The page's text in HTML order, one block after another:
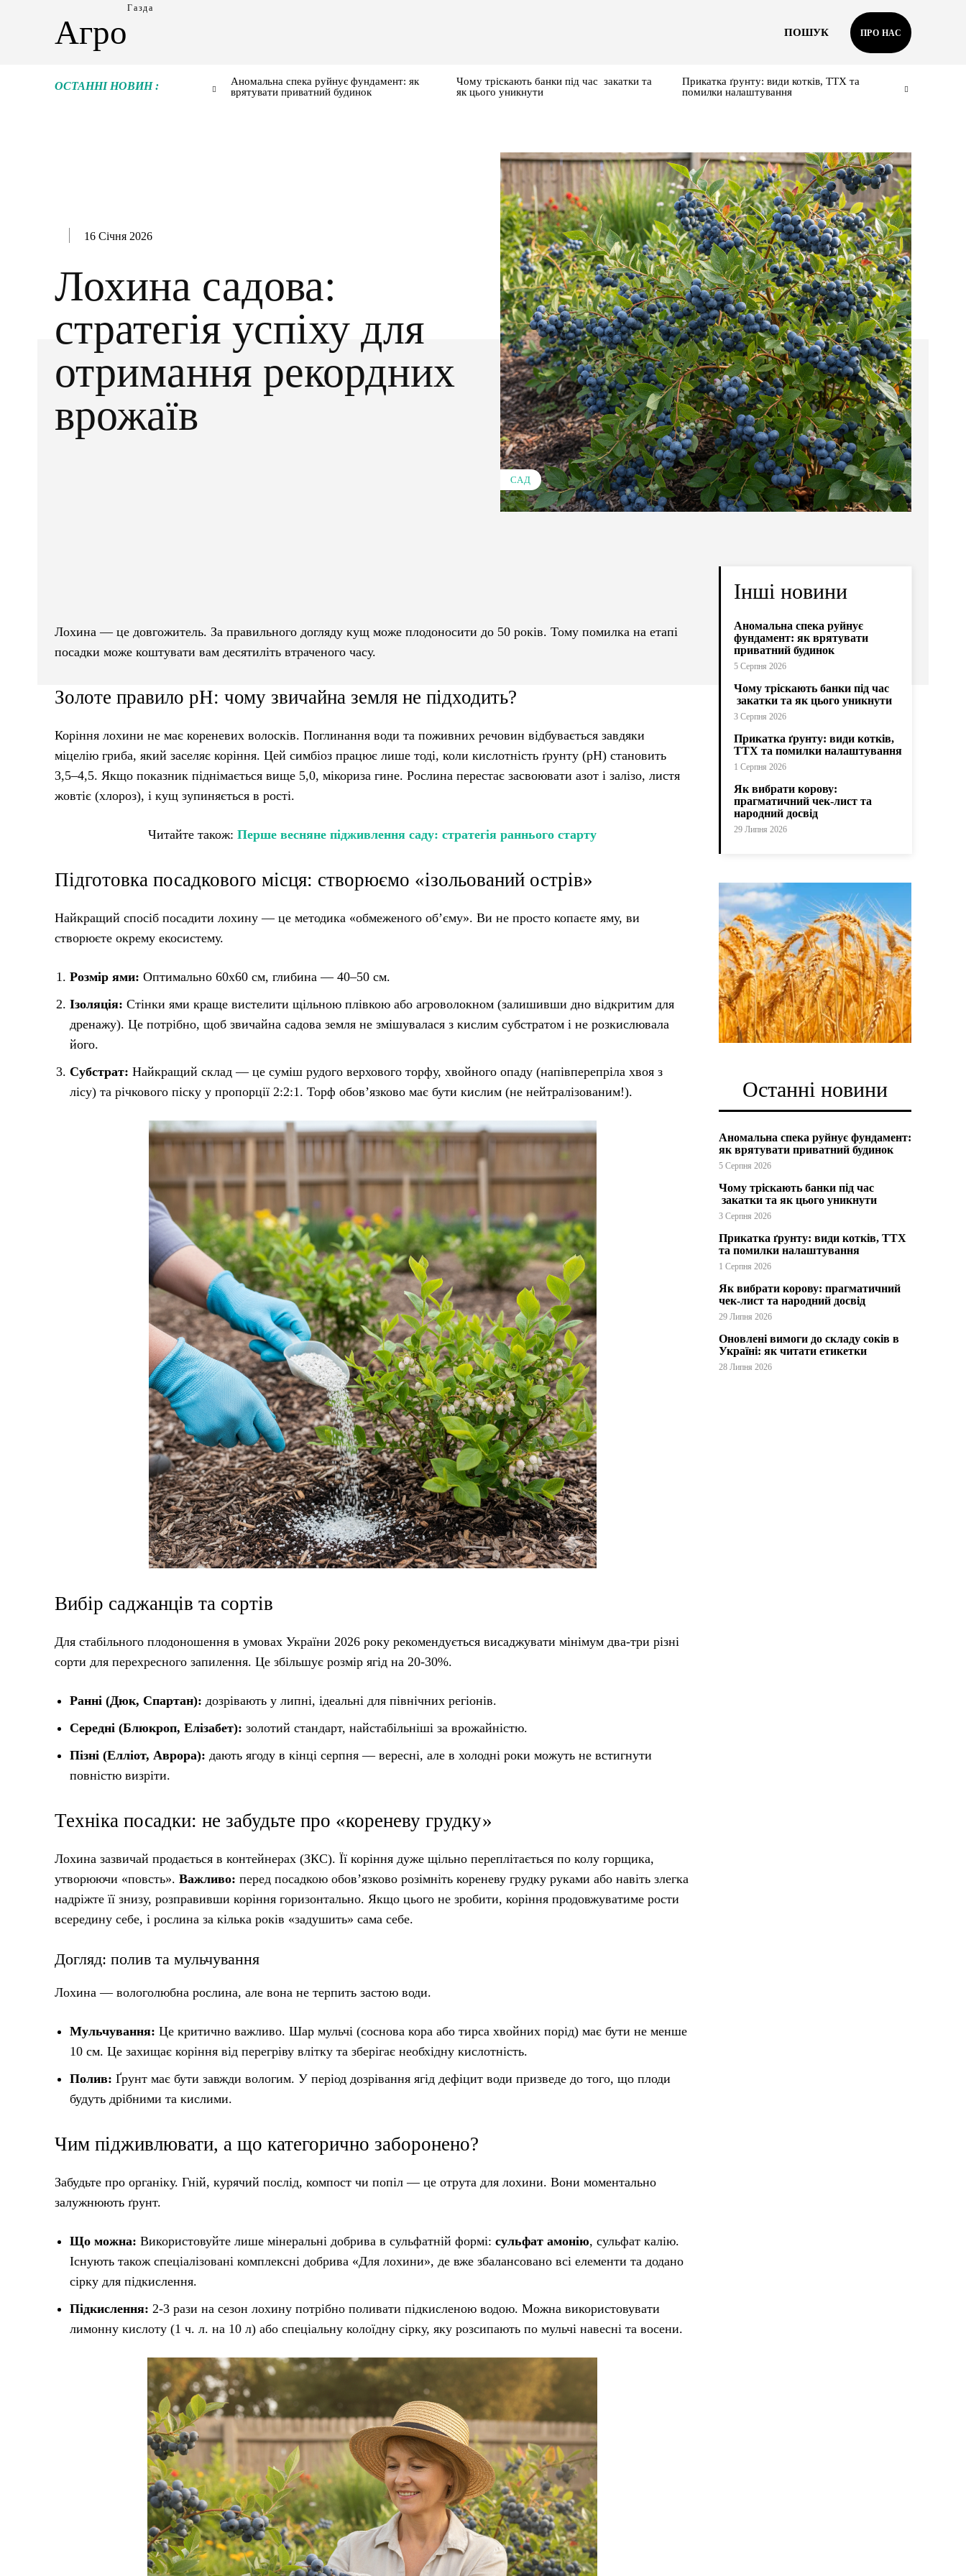
Агро
Газда
ПОШУК ПРО НАС
ОСТАННІ НОВИН :
Аномальна спека руйнує фундамент: як
врятувати приватний будинок
Чому тріскають банки під час закатки та
як цього уникнути
Прикатка ґрунту: види котків, ТТХ та
помилки налаштування
16 Січня 2026
Лохина садова:
стратегія успіху для
отримання рекордних
врожаїв
САД
Лохина — це довгожитель. За правильного догляду кущ може плодоносити до 50 років. Тому помилка на етапі
посадки може коштувати вам десятиліть втраченого часу.
Золоте правило pH: чому звичайна земля не підходить?
Коріння лохини не має кореневих волосків. Поглинання води та поживних речовин відбувається завдяки
міцелію гриба, який заселяє коріння. Цей симбіоз працює лише тоді, коли кислотність ґрунту (pH) становить
3,5–4,5. Якщо показник піднімається вище 5,0, мікориза гине. Рослина перестає засвоювати азот і залізо, листя
жовтіє (хлороз), і кущ зупиняється в рості.
Читайте також: Перше весняне підживлення саду: стратегія раннього старту
Підготовка посадкового місця: створюємо «ізольований острів»
Найкращий спосіб посадити лохину — це методика «обмеженого об’єму». Ви не просто копаєте яму, ви
створюєте окрему екосистему.
Розмір ями: Оптимально 60х60 см, глибина — 40–50 см.
Ізоляція: Стінки ями краще вистелити щільною плівкою або агроволокном (залишивши дно відкритим для
дренажу). Це потрібно, щоб звичайна садова земля не змішувалася з кислим субстратом і не розкислювала
його.
Субстрат: Найкращий склад — це суміш рудого верхового торфу, хвойного опаду (напівперепріла хвоя з
лісу) та річкового піску у пропорції 2:2:1. Торф обов’язково має бути кислим (не нейтралізованим!).
Вибір саджанців та сортів
Для стабільного плодоношення в умовах України 2026 року рекомендується висаджувати мінімум два-три різні
сорти для перехресного запилення. Це збільшує розмір ягід на 20-30%.
Ранні (Дюк, Спартан): дозрівають у липні, ідеальні для північних регіонів.
Середні (Блюкроп, Елізабет): золотий стандарт, найстабільніші за врожайністю.
Пізні (Елліот, Аврора): дають ягоду в кінці серпня — вересні, але в холодні роки можуть не встигнути
повністю визріти.
Техніка посадки: не забудьте про «кореневу грудку»
Лохина зазвичай продається в контейнерах (ЗКС). Її коріння дуже щільно переплітається по колу горщика,
утворюючи «повсть». Важливо: перед посадкою обов’язково розімніть кореневу грудку руками або навіть злегка
надріжте її знизу, розправивши коріння горизонтально. Якщо цього не зробити, коріння продовжуватиме рости
всередину себе, і рослина за кілька років «задушить» сама себе.
Догляд: полив та мульчування
Лохина — вологолюбна рослина, але вона не терпить застою води.
Мульчування: Це критично важливо. Шар мульчі (соснова кора або тирса хвойних порід) має бути не менше
10 см. Це захищає коріння від перегріву влітку та зберігає необхідну кислотність.
Полив: Ґрунт має бути завжди вологим. У період дозрівання ягід дефіцит води призведе до того, що плоди
будуть дрібними та кислими.
Чим підживлювати, а що категорично заборонено?
Забудьте про органіку. Гній, курячий послід, компост чи попіл — це отрута для лохини. Вони моментально
залужнюють ґрунт.
Що можна: Використовуйте лише мінеральні добрива в сульфатній формі: сульфат амонію, сульфат калію.
Існують також спеціалізовані комплексні добрива «Для лохини», де вже збалансовано всі елементи та додано
сірку для підкислення.
Підкислення: 2-3 рази на сезон лохину потрібно поливати підкисленою водою. Можна використовувати
лимонну кислоту (1 ч. л. на 10 л) або спеціальну колоїдну сірку, яку розсипають по мульчі навесні та восени.
Інші новини
Аномальна спека руйнує
фундамент: як врятувати
приватний будинок
5 Серпня 2026
Чому тріскають банки під час
закатки та як цього уникнути
3 Серпня 2026
Прикатка ґрунту: види котків,
ТТХ та помилки налаштування
1 Серпня 2026
Як вибрати корову:
прагматичний чек-лист та
народний досвід
29 Липня 2026
Останні новини
Аномальна спека руйнує фундамент:
як врятувати приватний будинок
5 Серпня 2026
Чому тріскають банки під час
закатки та як цього уникнути
3 Серпня 2026
Прикатка ґрунту: види котків, ТТХ
та помилки налаштування
1 Серпня 2026
Як вибрати корову: прагматичний
чек-лист та народний досвід
29 Липня 2026
Оновлені вимоги до складу соків в
Україні: як читати етикетки
28 Липня 2026